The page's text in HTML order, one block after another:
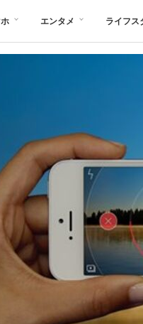
エンタメ ライフス